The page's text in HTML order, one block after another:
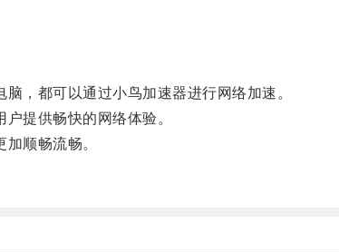
，都可以通过小鸟加速器进行网络加速。
提供畅快的网络体验。
顺畅流畅。